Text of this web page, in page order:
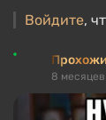
Войдите,
8 месяцев